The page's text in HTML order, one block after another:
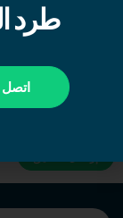
الموقع الإلكتروني
احفظ اسمي، بريدي
طرد
اتصل